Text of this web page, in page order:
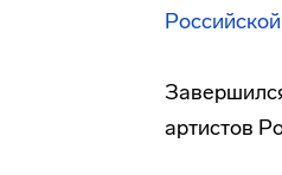
артистов